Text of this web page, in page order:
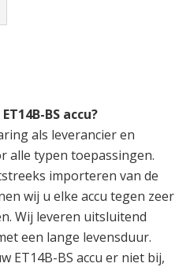
BS accu?
als leverancier en
alle typen toepassingen.
importeren van de
wij u elke accu tegen zeer
Wij leveren uitsluitend
een lange levensduur.
ET14B-BS accu er niet bij,